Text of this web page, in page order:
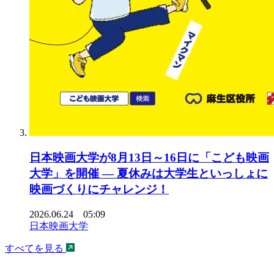
日本映画大学が8月13日～16日に「こども映画
大学」を開催 ― 夏休みは大学生といっしょに
映画づくりにチャレンジ！
2026.06.24 05:09
日本映画大学
すべてを見る